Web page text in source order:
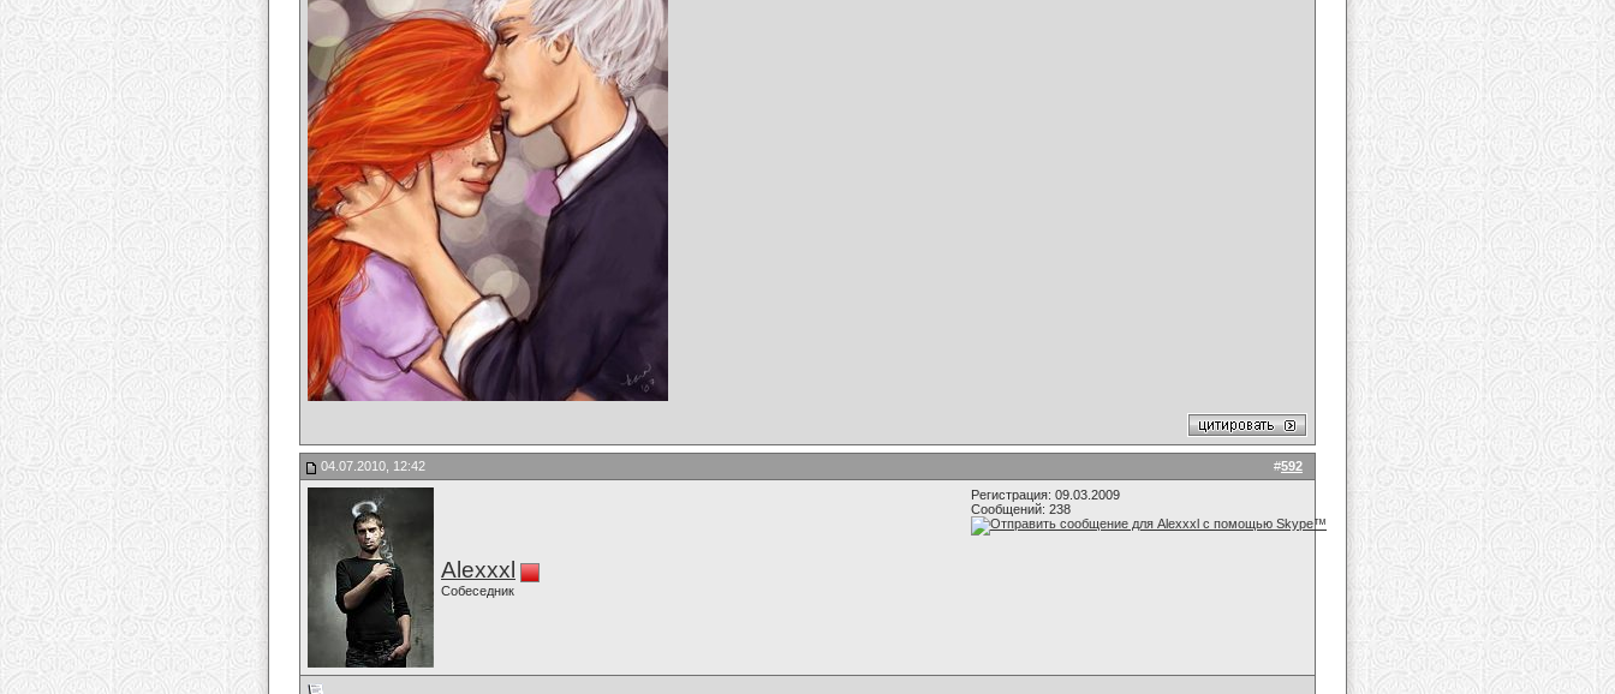
#592
04.07.2010, 12:42
Alexxxl
Собеседник
Регистрация: 09.03.2009
Сообщений: 238